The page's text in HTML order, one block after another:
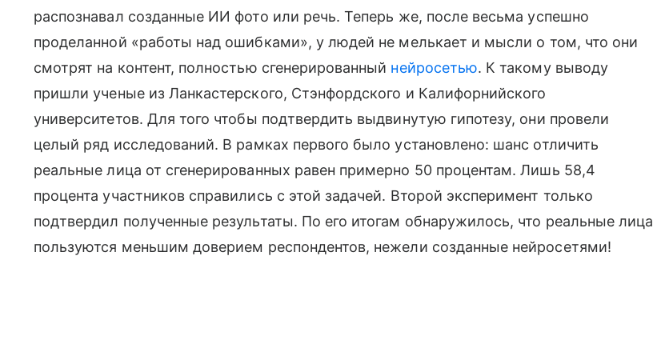
распознавал созданные ИИ фото или речь. Теперь же, после весьма успешно
проделанной «работы над ошибками», у людей не мелькает и мысли о том, что они
смотрят на контент, полностью сгенерированный нейросетью. К такому выводу
пришли ученые из Ланкастерского, Стэнфордского и Калифорнийского
университетов. Для того чтобы подтвердить выдвинутую гипотезу, они провели
целый ряд исследований. В рамках первого было установлено: шанс отличить
реальные лица от сгенерированных равен примерно 50 процентам. Лишь 58,4
процента участников справились с этой задачей. Второй эксперимент только
подтвердил полученные результаты. По его итогам обнаружилось, что реальные лица
пользуются меньшим доверием респондентов, нежели созданные нейросетями!